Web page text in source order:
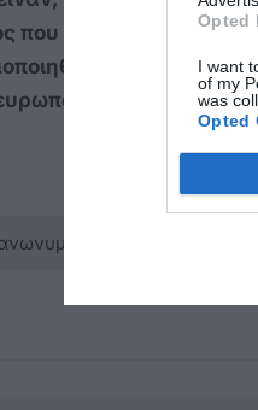
Opted
I want
of my
was
Opted
που μπορεί να δεχθεί
οι δομές της
κράτη;»
είναι το καλύτερο